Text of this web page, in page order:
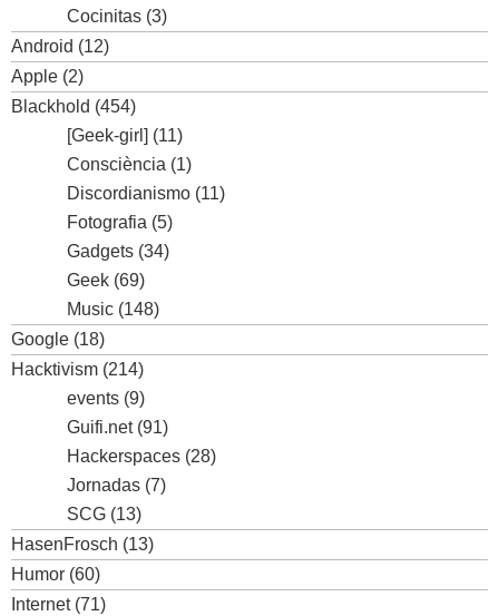
Cocinitas (3)
Android (12)
Apple (2)
Blackhold (454)
[Geek-girl] (11)
Consciència (1)
Discordianismo (11)
Fotografia (5)
Gadgets (34)
Geek (69)
Music (148)
Google (18)
Hacktivism (214)
events (9)
Guifi.net(91)
Hackerspaces (28)
Jornadas (7)
SCG (13)
HasenFrosch (13)
Humor (60)
Internet(71)